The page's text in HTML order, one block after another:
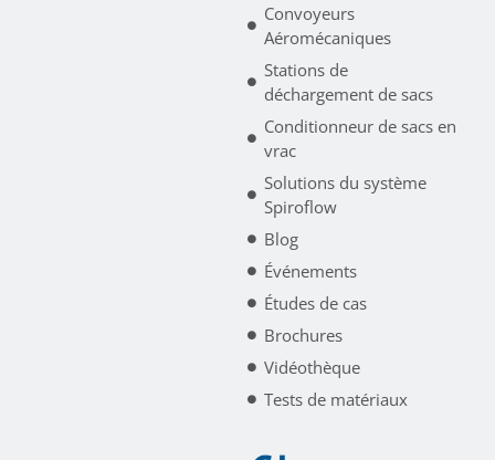
Convoyeurs
Aéromécaniques
Stations de
déchargement de sacs
Conditionneur de sacs en
vrac
Solutions du système
Spiroflow
Blog
Événements
Études de cas
Brochures
Vidéothèque
Tests de matériaux